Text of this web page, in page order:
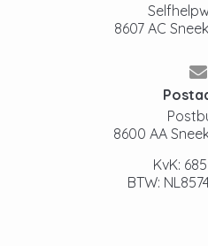
8607 AC
8600 AA
KvK:
BTW: